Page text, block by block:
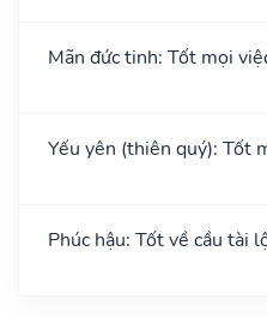
Mãn đức tinh: Tốt mọi
Yếu yên (thiên quý): Tốt
Phúc hậu: Tốt về cầu tài